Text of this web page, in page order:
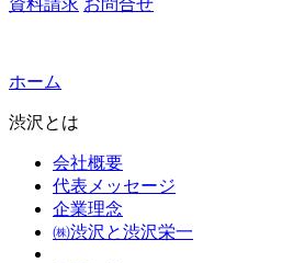
ホーム
渋沢とは
会社概要
代表メッセージ
企業理念
㈱渋沢と渋沢栄一